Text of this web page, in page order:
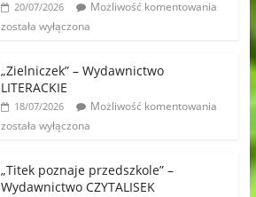
20/07/2026
Możliwość komentowania
została wyłączona
„Zielniczek” – Wydawnictwo
LITERACKIE
18/07/2026
Możliwość komentowania
została wyłączona
„Titek poznaje przedszkole” –
Wydawnictwo CZYTALISEK